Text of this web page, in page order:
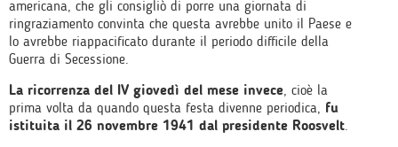
americana, che gli consigliò di porre una giornata di
ringraziamento convinta che questa avrebbe unito il Paese e
lo avrebbe riappacificato durante il periodo difficile della
Guerra di Secessione.
La ricorrenza del IV giovedì del mese invece, cioè la
prima volta da quando questa festa divenne periodica, fu
istituita il 26 novembre 1941 dal presidente Roosvelt.